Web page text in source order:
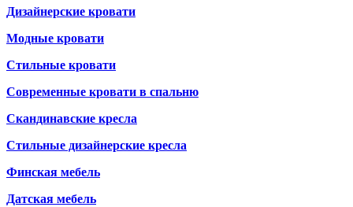
Дизайнерские кровати
Модные кровати
Стильные кровати
Современные кровати в спальню
Скандинавские кресла
Стильные дизайнерские кресла
Финская мебель
Датская мебель